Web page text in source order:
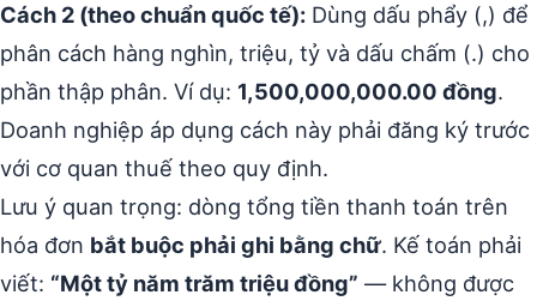
Cách 2 (theo chuẩn quốc tế): Dùng dấu phẩy (,) để
phân cách hàng nghìn, triệu, tỷ và dấu chấm (.) cho
phần thập phân. Ví dụ: 1,500,000,000.00 đồng.
Doanh nghiệp áp dụng cách này phải đăng ký trước
với cơ quan thuế theo quy định.
Lưu ý quan trọng: dòng tổng tiền thanh toán trên
hóa đơn bắt buộc phải ghi bằng chữ. Kế toán phải
viết: “Một tỷ năm trăm triệu đồng” — không được